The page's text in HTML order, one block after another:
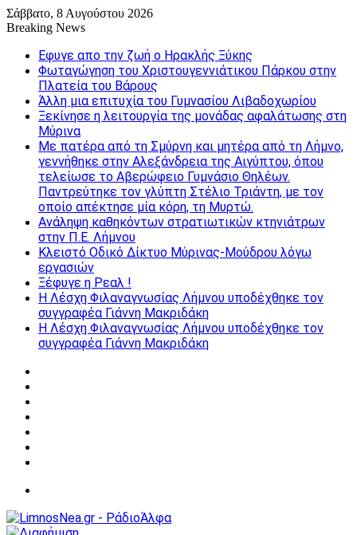
Σάββατο, 8 Αυγούστου 2026
Breaking News
Εφυγε απο την ζωή o Ηρακλής Ξύκης
Φωταγώγηση του Χριστουγεννιάτικου Πάρκου στην
Πλατεία του Βάρους
Άλλη μια επιτυχία του Γυμνασίου Λιβαδοχωρίου
Ξεκίνησε η λειτουργία της μονάδας αφαλάτωσης στη
Μύρινα
Με πατέρα από τη Σμύρνη και μητέρα από τη Λήμνο,
γεννήθηκε στην Αλεξάνδρεια της Αιγύπτου, όπου
τελείωσε το Αβερώφειο Γυμνάσιο Θηλέων.
Παντρεύτηκε τον γλύπτη Στέλιο Τριάντη, με τον
οποίο απέκτησε μία κόρη, τη Μυρτώ.
Ανάληψη καθηκόντων στρατιωτικών κτηνιάτρων
στην Π.Ε. Λήμνου
Κλειστό Οδικό Δίκτυο Μύρινας-Μούδρου λόγω
εργασιών
Ξέφυγε η Ρεαλ !
Η Λέσχη Φιλαναγνωσίας Λήμνου υποδέχθηκε τον
συγγραφέα Γιάννη Μακριδάκη
Η Λέσχη Φιλαναγνωσίας Λήμνου υποδέχθηκε τον
συγγραφέα Γιάννη Μακριδάκη